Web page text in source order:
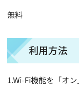
無料
利用方法
1.Wi-Fi機能を「オン